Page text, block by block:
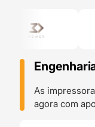
As
agora com